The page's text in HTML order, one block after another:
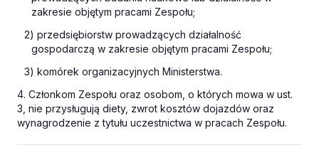
zakresie objętym pracami Zespołu;
2) przedsiębiorstw prowadzących działalność
gospodarczą w zakresie objętym pracami Zespołu;
3) komórek organizacyjnych Ministerstwa.
4. Członkom Zespołu oraz osobom, o których mowa w ust.
3, nie przysługują diety, zwrot kosztów dojazdów oraz
wynagrodzenie z tytułu uczestnictwa w pracach Zespołu.